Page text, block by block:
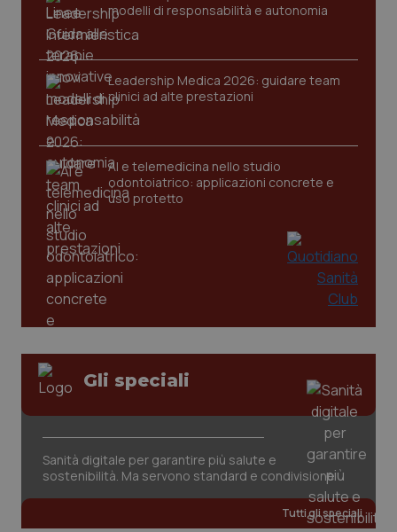
modelli di responsabilità e autonomia
Leadership Medica 2026: guidare team
clinici ad alte prestazioni
AI e telemedicina nello studio
odontoiatrico: applicazioni concrete e
uso protetto
Gli speciali
Sanità digitale per garantire più salute e
sostenibilità. Ma servono standard e condivisione
Tutti gli speciali
.youtube.com
CookieScriptConsent
www.quotidianosanita.it
www.quotidianosanita.it